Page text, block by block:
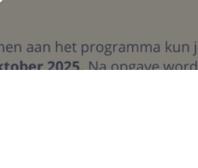
of ESC te sluiten